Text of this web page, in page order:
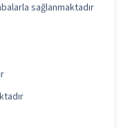
sağlanmaktadır